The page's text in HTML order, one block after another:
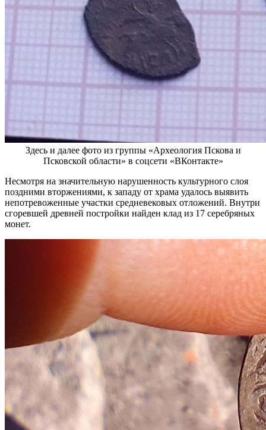
Здесь и далее фото из группы «Археология Пскова и
Псковской области» в соцсети «ВКонтакте»
Несмотря на значительную нарушенность культурного слоя
поздними вторжениями, к западу от храма удалось выявить
непотревоженные участки средневековых отложений. Внутри
сгоревшей древней постройки найден клад из 17 серебряных
монет.